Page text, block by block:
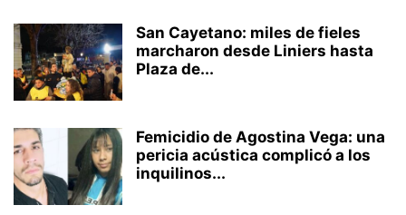
San Cayetano: miles de fieles
marcharon desde Liniers hasta
Plaza de...
Femicidio de Agostina Vega: una
pericia acústica complicó a los
inquilinos...